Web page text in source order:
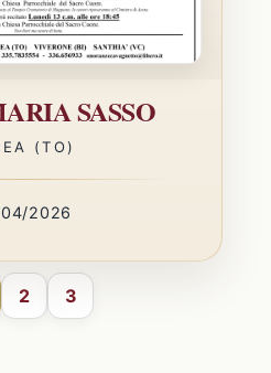
SASSO
(TO)
04/2026
2 3